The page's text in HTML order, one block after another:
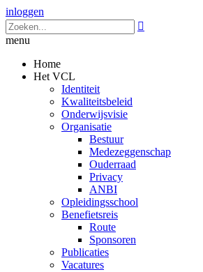
inloggen

menu
Home
Het VCL
Identiteit
Kwaliteitsbeleid
Onderwijsvisie
Organisatie
Bestuur
Medezeggenschap
Ouderraad
Privacy
ANBI
Opleidingsschool
Benefietsreis
Route
Sponsoren
Publicaties
Vacatures